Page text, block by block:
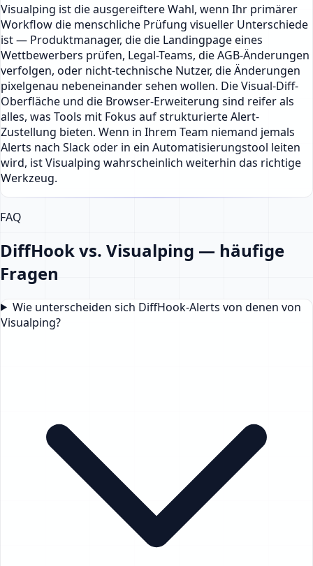
Visualping ist die ausgereiftere Wahl, wenn Ihr primärer
Workflow die menschliche Prüfung visueller Unterschiede
ist — Produktmanager, die die Landingpage eines
Wettbewerbers prüfen, Legal-Teams, die AGB-Änderungen
verfolgen, oder nicht-technische Nutzer, die Änderungen
pixelgenau nebeneinander sehen wollen. Die Visual-Diff-
Oberfläche und die Browser-Erweiterung sind reifer als
alles, was Tools mit Fokus auf strukturierte Alert-
Zustellung bieten. Wenn in Ihrem Team niemand jemals
Alerts nach Slack oder in ein Automatisierungstool leiten
wird, ist Visualping wahrscheinlich weiterhin das richtige
Werkzeug.
FAQ
DiffHook vs. Visualping — häufige
Fragen
Wie unterscheiden sich DiffHook-Alerts von denen von
Visualping?